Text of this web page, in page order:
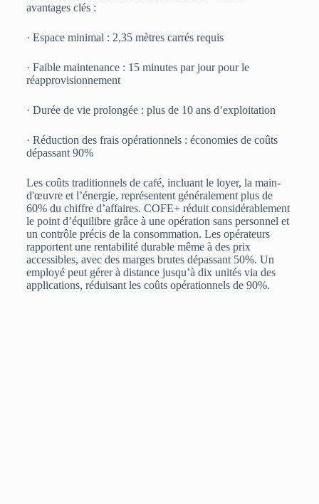
avantages clés :
· Espace minimal : 2,35 mètres carrés requis
· Faible maintenance : 15 minutes par jour pour le
réapprovisionnement
· Durée de vie prolongée : plus de 10 ans d’exploitation
· Réduction des frais opérationnels : économies de coûts
dépassant 90%
Les coûts traditionnels de café, incluant le loyer, la main-
d'œuvre et l’énergie, représentent généralement plus de
60% du chiffre d’affaires. COFE+ réduit considérablement
le point d’équilibre grâce à une opération sans personnel et
un contrôle précis de la consommation. Les opérateurs
rapportent une rentabilité durable même à des prix
accessibles, avec des marges brutes dépassant 50%. Un
employé peut gérer à distance jusqu’à dix unités via des
applications, réduisant les coûts opérationnels de 90%.